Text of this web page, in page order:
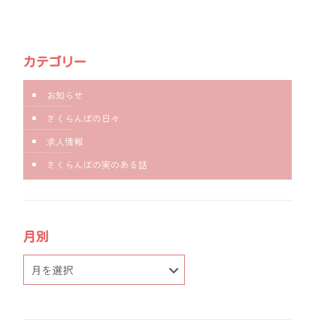
カテゴリー
お知らせ
さくらんぼの日々
求人情報
さくらんぼの実のある話
月別